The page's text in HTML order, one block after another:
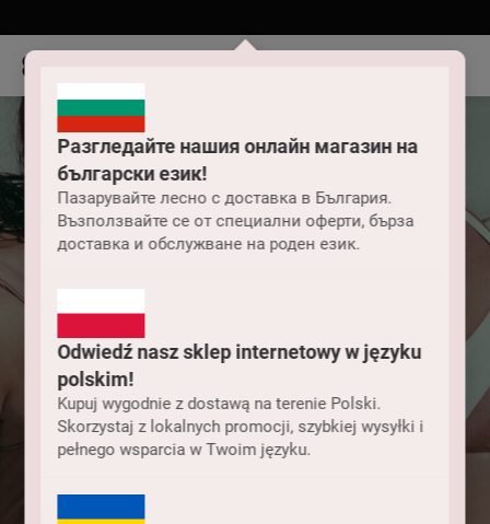
Разгледайте нашия онлайн магазин на
български език!
Пазарувайте лесно с доставка в България.
Възползвайте се от специални оферти, бърза
доставка и обслужване на роден език.
Odwiedź nasz sklep internetowy w języku
polskim!
Kupuj wygodnie z dostawą na terenie Polski.
Skorzystaj z lokalnych promocji, szybkiej wysyłki i
pełnego wsparcia w Twoim języku.
Дамски бански